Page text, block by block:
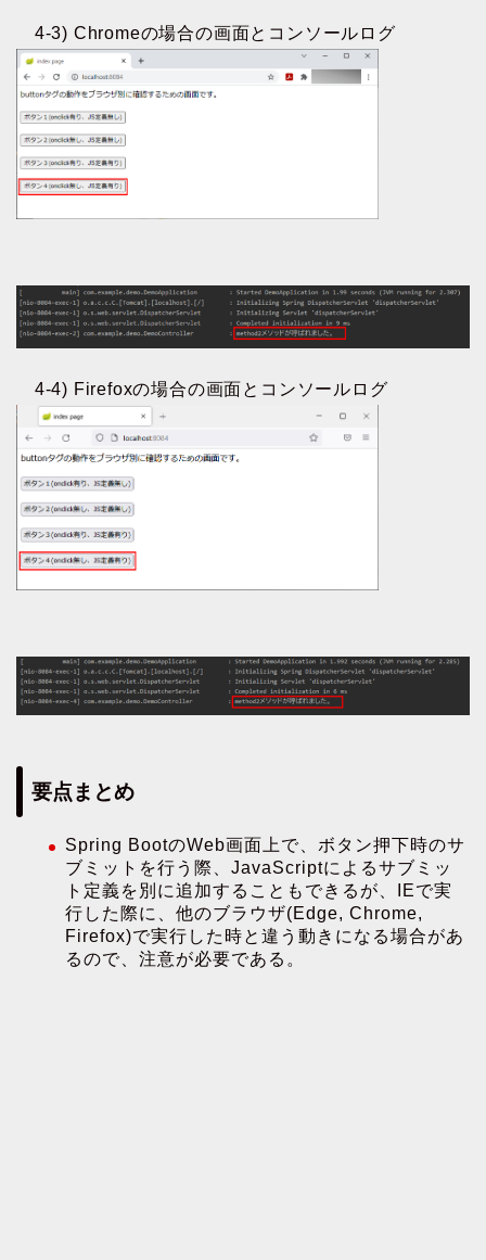
4-3) Chromeの場合の画面とコンソールログ
4-4) Firefoxの場合の画面とコンソールログ
要点まとめ
Spring BootのWeb画面上で、ボタン押下時のサ
ブミットを行う際、JavaScriptによるサブミッ
ト定義を別に追加することもできるが、IEで実
行した際に、他のブラウザ(Edge, Chrome,
Firefox)で実行した時と違う動きになる場合があ
るので、注意が必要である。